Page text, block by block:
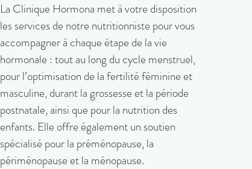
La Clinique Hormona met à votre disposition
les services de notre nutritionniste pour vous
accompagner à chaque étape de la vie
hormonale : tout au long du cycle menstruel,
pour l’optimisation de la fertilité féminine et
masculine, durant la grossesse et la période
postnatale, ainsi que pour la nutrition des
enfants. Elle offre également un soutien
spécialisé pour la préménopause, la
périménopause et la ménopause.